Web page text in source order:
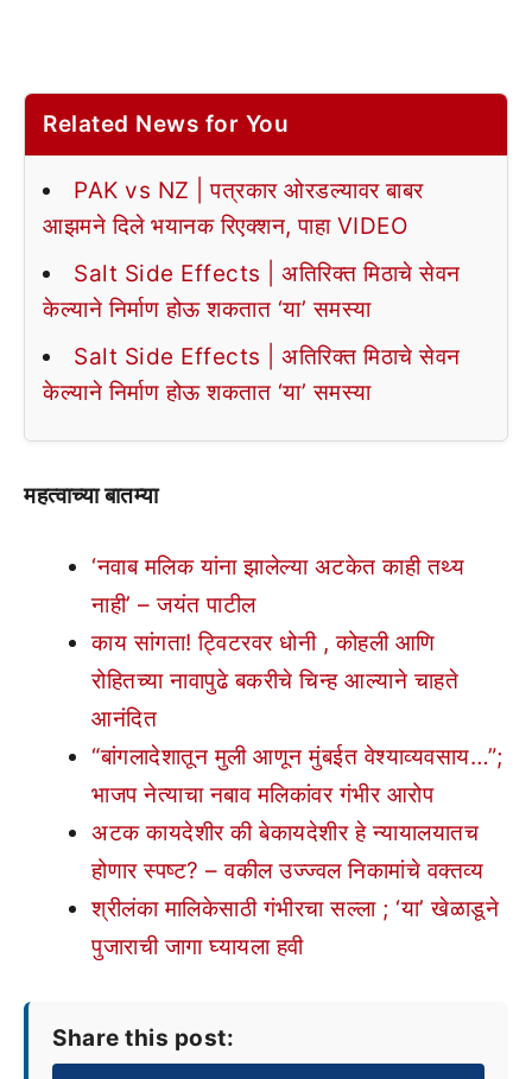
Related News for You
PAK vs NZ | पत्रकार ओरडल्यावर बाबर
आझमने दिले भयानक रिएक्शन, पाहा VIDEO
Salt Side Effects | अतिरिक्त मिठाचे सेवन
केल्याने निर्माण होऊ शकतात ‘या’ समस्या
Salt Side Effects | अतिरिक्त मिठाचे सेवन
केल्याने निर्माण होऊ शकतात ‘या’ समस्या
महत्वाच्या बातम्या
‘नवाब मलिक यांना झालेल्या अटकेत काही तथ्य
नाही’ – जयंत पाटील
काय सांगता! ट्विटरवर धोनी , कोहली आणि
रोहितच्या नावापुढे बकरीचे चिन्ह आल्याने चाहते
आनंदित
“बांगलादेशातून मुली आणून मुंबईत वेश्याव्यवसाय…”;
भाजप नेत्याचा नबाव मलिकांवर गंभीर आरोप
अटक कायदेशीर की बेकायदेशीर हे न्यायालयातच
होणार स्पष्ट? – वकील उज्ज्वल निकामांचे वक्तव्य
श्रीलंका मालिकेसाठी गंभीरचा सल्ला ; ‘या’ खेळाडूने
पुजाराची जागा घ्यायला हवी
Share this post: